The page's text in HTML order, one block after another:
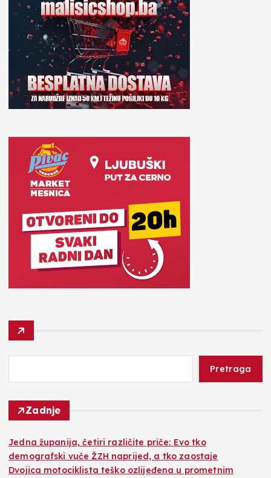
Pretraga
Zadnje
Jedna županija, četiri različite priče: Evo tko
demografski vuče ŽZH naprijed, a tko zaostaje
Dvojica motociklista teško ozlijeđena u prometnim